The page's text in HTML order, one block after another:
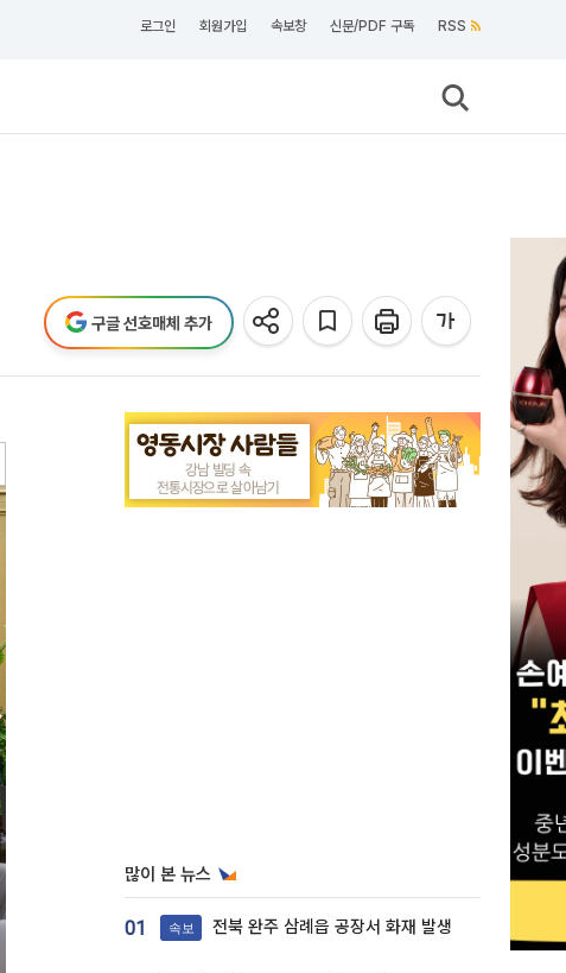
로그인 회원가입 속보창 신문/PDF 구독 RSS
구글 선호매체 추가
많이 본 뉴스
01 속보 전북 완주 삼례읍 공장서 화재 발생